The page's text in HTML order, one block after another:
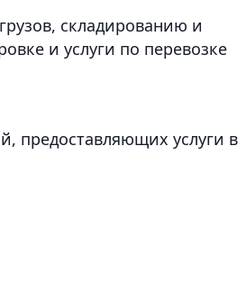
складированию и
и услуги по перевозке
предоставляющих услуги в